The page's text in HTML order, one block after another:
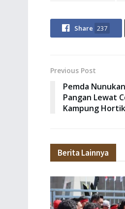
Share 237
Previous Post
Pemda
Pangan Lewat
Kampung
Berita Lainnya